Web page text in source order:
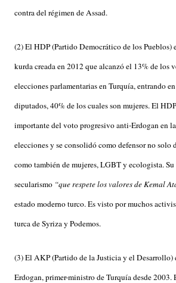
contra del régimen de Assad.
(2) El HDP (Partido Democrático de los Pueblos)
kurda creada en 2012 que alcanzó el 13% de los
elecciones parlamentarias en Turquía, entrando
diputados, 40% de los cuales son mujeres. El
importante del voto progresivo anti-Erdogan en
elecciones y se consolidó como defensor no solo
como también de mujeres, LGBT y ecologista.
secularismo “que respete los valores de Kemal
estado moderno turco. Es visto por muchos
turca de Syriza y Podemos.
(3) El AKP (Partido de la Justicia y el Desarrollo)
Erdogan, primer-ministro de Turquía desde